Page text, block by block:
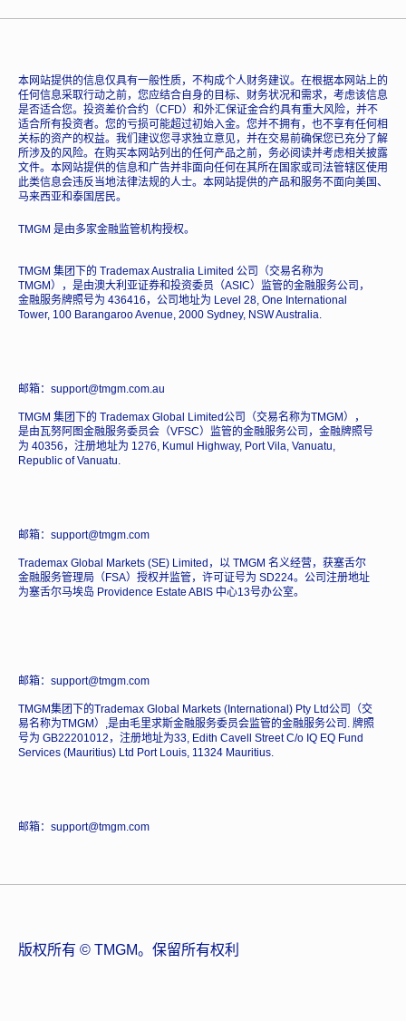
本网站提供的信息仅具有一般性质，不构成个人财务建议。在根据本网站上的
任何信息采取行动之前，您应结合自身的目标、财务状况和需求，考虑该信息
是否适合您。投资差价合约（CFD）和外汇保证金合约具有重大风险，并不
适合所有投资者。您的亏损可能超过初始入金。您并不拥有，也不享有任何相
关标的资产的权益。我们建议您寻求独立意见，并在交易前确保您已充分了解
所涉及的风险。在购买本网站列出的任何产品之前，务必阅读并考虑相关披露
文件。本网站提供的信息和广告并非面向任何在其所在国家或司法管辖区使用
此类信息会违反当地法律法规的人士。本网站提供的产品和服务不面向美国、
马来西亚和泰国居民。
TMGM 是由多家金融监管机构授权。
TMGM 集团下的 Trademax Australia Limited 公司（交易名称为
TMGM），是由澳大利亚证券和投资委员（ASIC）监管的金融服务公司，
金融服务牌照号为 436416，公司地址为 Level 28, One International
Tower, 100 Barangaroo Avenue, 2000 Sydney, NSW Australia.
邮箱：support@tmgm.com.au
TMGM 集团下的 Trademax Global Limited公司（交易名称为TMGM），
是由瓦努阿图金融服务委员会（VFSC）监管的金融服务公司，金融牌照号
为 40356，注册地址为 1276, Kumul Highway, Port Vila, Vanuatu,
Republic of Vanuatu.
邮箱：support@tmgm.com
Trademax Global Markets (SE) Limited，以 TMGM 名义经营，获塞舌尔
金融服务管理局（FSA）授权并监管，许可证号为 SD224。公司注册地址
为塞舌尔马埃岛 Providence Estate ABIS 中心13号办公室。
邮箱：support@tmgm.com
TMGM集团下的Trademax Global Markets (International) Pty Ltd公司（交
易名称为TMGM）,是由毛里求斯金融服务委员会监管的金融服务公司. 牌照
号为 GB22201012，注册地址为33, Edith Cavell Street C/o IQ EQ Fund
Services (Mauritius) Ltd Port Louis, 11324 Mauritius.
邮箱：support@tmgm.com
版权所有 © TMGM。保留所有权利